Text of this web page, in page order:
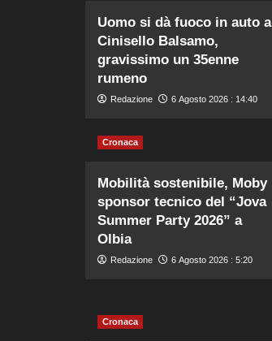
Uomo si dà fuoco in auto a
Cinisello Balsamo,
gravissimo un 35enne
rumeno
Redazione 6 Agosto 2026 : 14:40
Cronaca
Mobilità sostenibile, Moby
sponsor tecnico del “Jova
Summer Party 2026” a
Olbia
Redazione 6 Agosto 2026 : 5:20
Cronaca